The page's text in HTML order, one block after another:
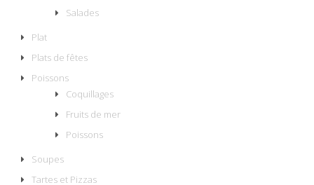
Salades
Plat
Plats de fêtes
Poissons
Coquillages
Fruits de mer
Poissons
Soupes
Tartes et Pizzas